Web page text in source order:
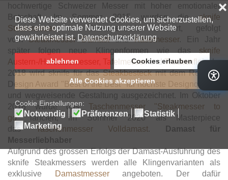
hochwertige Schweizer Messer mit hoher emotionaler
Botschaft. Im Sommer 2015 wurden diesknife
Steakmesserin Chirurgenstahl lanciert, gefolgt
vomSteakmesser DamastundKäsemesser. Ein Jahr
später folgen neue Klingenformen wie das sknife
Austern-/Hartkäsemesser, Tafelmesserund
2018 wird sknife für dasSteakbesteckmit dem Red Dot
Design Award "Best of the Best" für höchste Designqualität
und wegweisende Gestaltung ausgezeichnet. Im Oktober
2018 wurde das Taschenmesser "Steakmesser to
go"lanciert, im Sommer 2020 als Masterpiece
dasTaschenmesser Volldamast.
Damast für
Messerliebhaber
Aufgrund des grossen Erfolgs der Damast-Ausführung des
sknife Steakmessers werden alle Klingenvarianten als
exklusive
Damastmesserangeboten. Der dafür